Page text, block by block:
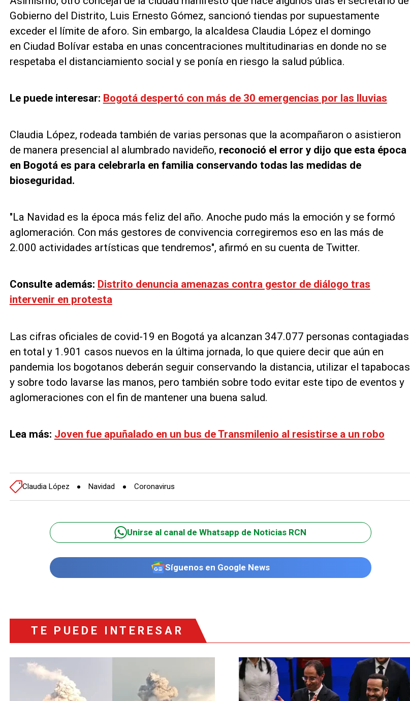
Gobierno del Distrito, Luis Ernesto Gómez, sancionó tiendas por supuestamente
exceder el límite de aforo. Sin embargo, la alcaldesa Claudia López el domingo
en Ciudad Bolívar estaba en unas concentraciones multitudinarias en donde no se
respetaba el distanciamiento social y se ponía en riesgo la salud pública.
Le puede interesar: Bogotá despertó con más de 30 emergencias por las lluvias
Claudia López, rodeada también de varias personas que la acompañaron o asistieron
de manera presencial al alumbrado navideño, reconoció el error y dijo que esta época
en Bogotá es para celebrarla en familia conservando todas las medidas de
bioseguridad.
"La Navidad es la época más feliz del año. Anoche pudo más la emoción y se formó
aglomeración. Con más gestores de convivencia corregiremos eso en las más de
2.000 actividades artísticas que tendremos", afirmó en su cuenta de Twitter.
Consulte además: Distrito denuncia amenazas contra gestor de diálogo tras
intervenir en protesta
Las cifras oficiales de covid-19 en Bogotá ya alcanzan 347.077 personas contagiadas
en total y 1.901 casos nuevos en la última jornada, lo que quiere decir que aún en
pandemia los bogotanos deberán seguir conservando la distancia, utilizar el tapabocas
y sobre todo lavarse las manos, pero también sobre todo evitar este tipo de eventos y
aglomeraciones con el fin de mantener una buena salud.
Lea más: Joven fue apuñalado en un bus de Transmilenio al resistirse a un robo
Claudia López Navidad Coronavirus
Unirse al canal de Whatsapp de Noticias RCN
Síguenos en Google News
TE PUEDE INTERESAR